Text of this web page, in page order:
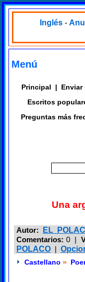
Inglés-
Menú
Principal | Enviar
Escritos
Preguntas más
Una
Autor: EL
Comentarios: 0 |
POLACO |
Castellano »